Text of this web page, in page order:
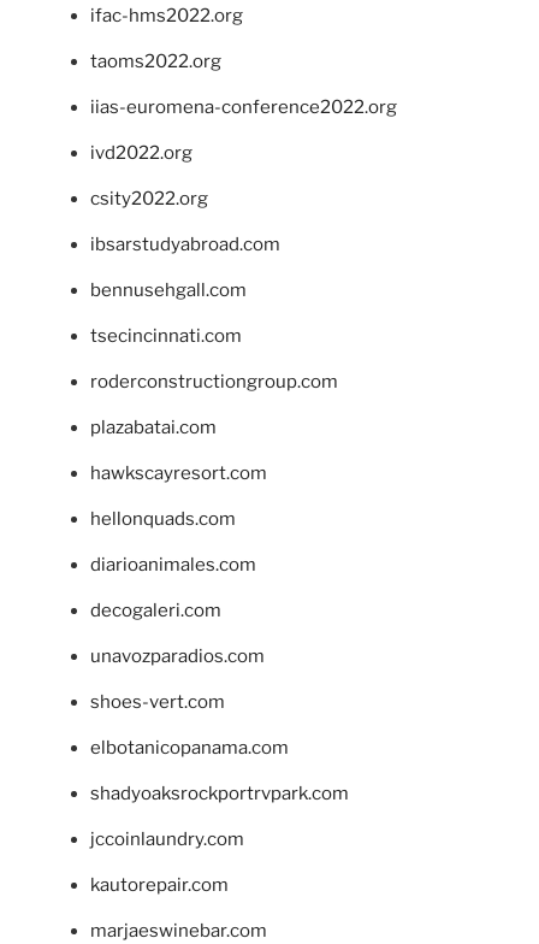
ifac-hms2022.org
taoms2022.org
iias-euromena-conference2022.org
ivd2022.org
csity2022.org
ibsarstudyabroad.com
bennusehgall.com
tsecincinnati.com
roderconstructiongroup.com
plazabatai.com
hawkscayresort.com
hellonquads.com
diarioanimales.com
decogaleri.com
unavozparadios.com
shoes-vert.com
elbotanicopanama.com
shadyoaksrockportrvpark.com
jccoinlaundry.com
kautorepair.com
marjaeswinebar.com